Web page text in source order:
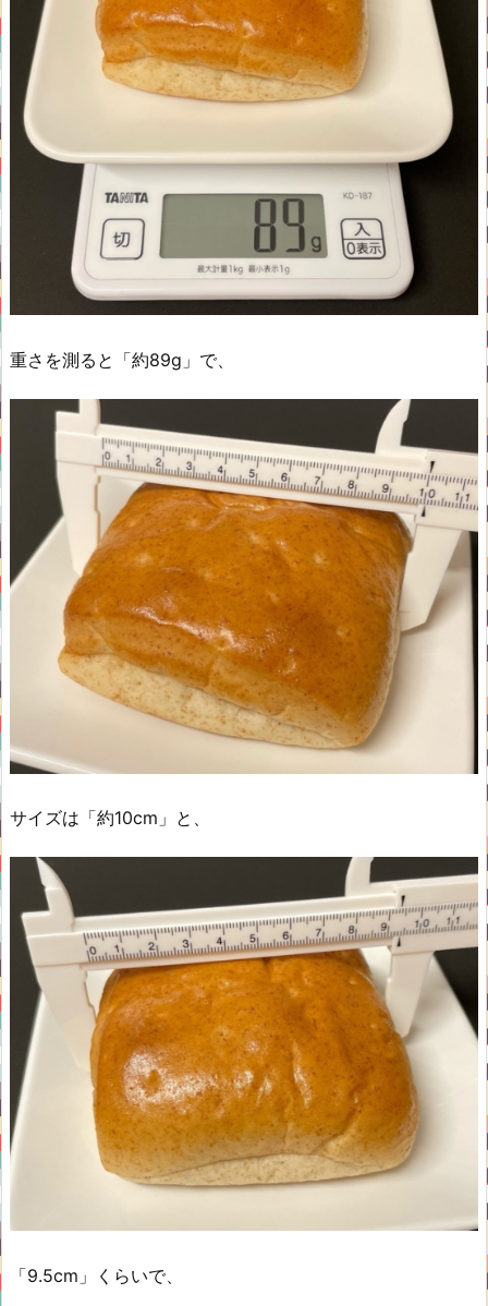
重さを測ると「約89g」で、
サイズは「約10cm」と、
「9.5cm」くらいで、